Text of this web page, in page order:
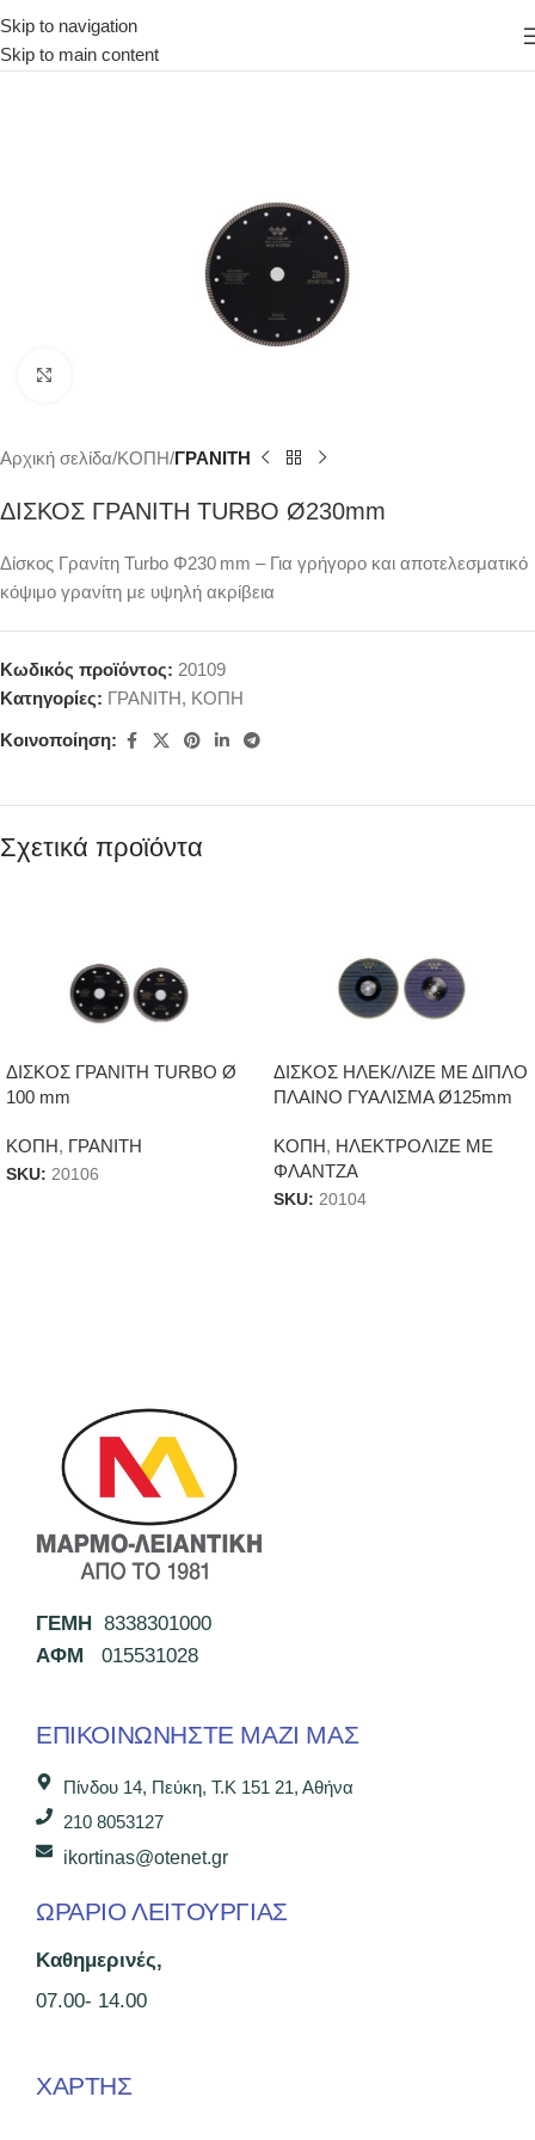
Skip to navigation
Skip to main content
Αρχική σελίδα ΚΟΠΗ ΓΡΑΝΙΤΗ
ΔΙΣΚΟΣ ΓΡΑΝΙΤΗ TURBO Ø230mm
Δίσκος Γρανίτη Turbo Φ230 mm – Για γρήγορο και αποτελεσματικό
κόψιμο γρανίτη με υψηλή ακρίβεια
Κωδικός προϊόντος: 20109
Κατηγορίες: ΓΡΑΝΙΤΗ, ΚΟΠΗ
Κοινοποίηση:
Σχετικά προϊόντα
ΔΙΣΚΟΣ ΓΡΑΝΙΤΗ TURBO Ø
100 mm
ΚΟΠΗ, ΓΡΑΝΙΤΗ
SKU: 20106
ΔΙΣΚΟΣ ΗΛΕΚ/ΛΙΖΕ ΜΕ ΔΙΠΛΟ
ΠΛΑΙΝΟ ΓΥΑΛΙΣΜΑ Ø125mm
ΚΟΠΗ, ΗΛΕΚΤΡΟΛΙΖΕ ΜΕ
ΦΛΑΝΤΖΑ
SKU: 20104
ΓΕΜΗ 8338301000
ΑΦΜ 015531028
ΕΠΙΚΟΙΝΩΝΉΣΤΕ ΜΑΖΊ ΜΑΣ
Πίνδου 14, Πεύκη, Τ.Κ 151 21, Αθήνα
210 8053127
ikortinas@otenet.gr
ΩΡΑΡΙΟ ΛΕΙΤΟΥΡΓΙΑΣ
Καθημερινές,
07.00- 14.00
ΧΑΡΤΗΣ